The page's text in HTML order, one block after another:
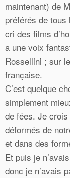
maintenant) de
préférés de
cri des films
a une voix
Rossellini ; sur
française.
C’est quelque
simplement
de fées. Je
déformés de
et dans des
Et puis je
donc je n’avais